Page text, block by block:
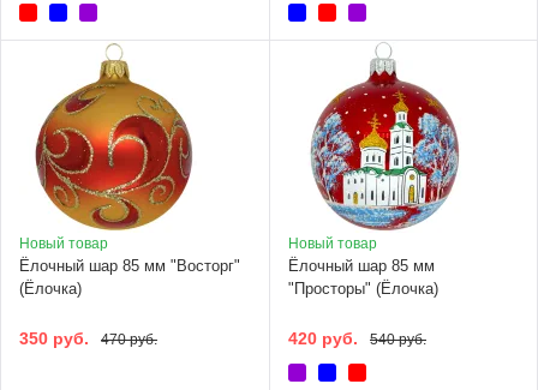
Новый товар
Ёлочный шар 85 мм "Восторг"
(Ёлочка)
350 руб. 470 руб.
Новый товар
Ёлочный шар 85 мм
"Просторы" (Ёлочка)
420 руб. 540 руб.